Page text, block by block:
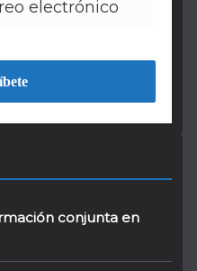
conjunta en